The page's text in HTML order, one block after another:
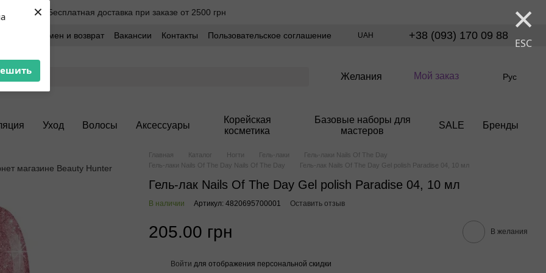
× ×
ESC
Бесплатная доставка при заказе от 2500 грн
Обмен и возврат Вакансии Контакты
Пользовательское соглашение
UAH +38 (093) 170 09 88
Желания Мой заказ Рус
Уход Волосы Аксессуары
Корейская
косметика
Базовые наборы для
мастеров
SALE Бренды
Главная Каталог Ногти Гель-лаки
Гель-лаки Nails Of The Day
Гель-лаки Nails Of The Day Nails Of The Day
Гель-лак Nails Of The Day Gel polish Paradise 04, 10 мл
Гель-лак Nails Of The Day Gel polish Paradise 04, 10 мл
В наличии Артикул: 4820695700001 Оставить отзыв
205.00 грн В желания
Войти для отображения персональной скидки